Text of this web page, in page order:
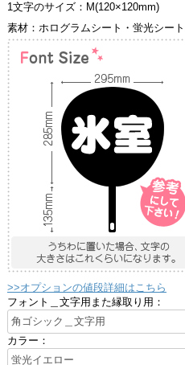
1文字のサイズ：M(120×120mm)
素材：ホログラムシート・蛍光シート
>>オプションの値段詳細はこちら
フォント＿文字用また縁取り用：
カラー：